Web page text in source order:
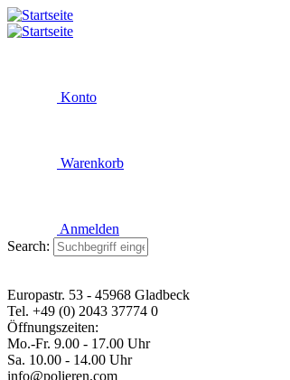
Konto
Warenkorb
Anmelden
Search:
Europastr. 53 - 45968 Gladbeck
Tel. +49 (0) 2043 37774 0
Öffnungszeiten:
Mo.-Fr. 9.00 - 17.00 Uhr
Sa. 10.00 - 14.00 Uhr
info@polieren.com